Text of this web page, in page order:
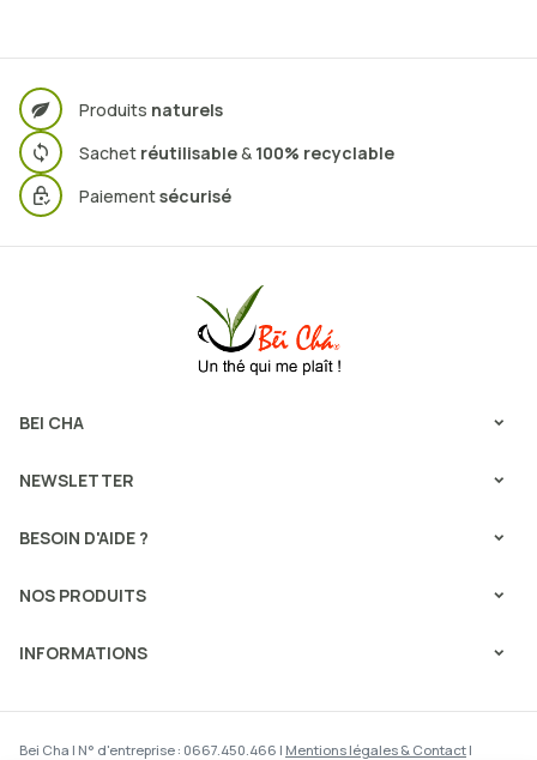
Produits naturels
Sachet réutilisable& 100% recyclable
Paiementsécurisé
NEWSLETTER
BEI CHA
BESOIN D'AIDE ?
NOS PRODUITS
INFORMATIONS
Bei Cha | N° d'entreprise : 0667.450.466 | Mentions légales & Contact |